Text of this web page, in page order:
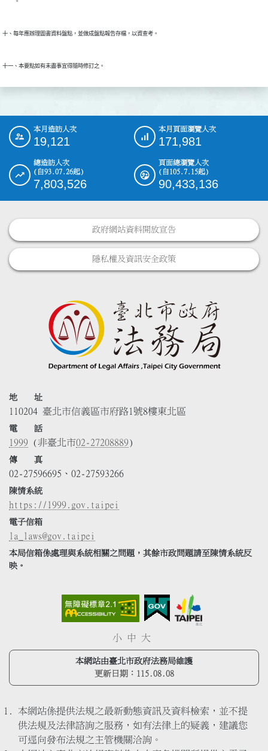
::: 本月造訪人次
19,121
本月頁面瀏覽人次
171,981
總造訪人次
(自93.07.26起)
7,803,526
頁面總瀏覽人次
(自105.7.15起)
90,433,136
政府網站資料開放宣告
隱私權及資訊安全政策
地 址
110204 臺北市信義區市府路1號8樓東北區
電 話
1999 (非臺北市02-27208889)
傳 真
02-27596695、02-27593266
陳情系統
https://1999.gov.taipei
電子信箱
la_laws@gov.taipei
本局信箱係處理與系統相關之問題，其餘市政問題請至陳情系統反
映。
小 中 大
本網站由臺北市政府法務局維護
更新日期： 115.08.08
本網站係提供法規之最新動態資訊及資料檢索，並不提
供法規及法律諮詢之服務，如有法律上的疑義，建議您
可逕向發布法規之主管機關洽詢。